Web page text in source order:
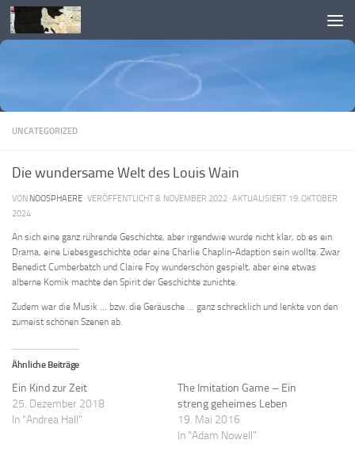
Skip to content
UNCATEGORIZED
Die wundersame Welt des Louis Wain
VON NOOSPHAERE · VERÖFFENTLICHT8. NOVEMBER 2022 · AKTUALISIERT 19. OKTOBER
2024
An sich eine ganz rührende Geschichte, aber irgendwie wurde nicht klar, ob es ein
Drama, eine Liebesgeschichte oder eine Charlie Chaplin-Adaption sein wollte. Zwar
Benedict Cumberbatch und Claire Foy wunderschön gespielt, aber eine etwas
alberne Komik machte den Spirit der Geschichte zunichte.
Zudem war die Musik … bzw. die Geräusche … ganz schrecklich und lenkte von den
zumeist schönen Szenen ab.
Ähnliche Beiträge
Ein Kind zur Zeit
25. Dezember 2018
In "Andrea Hall"
The Imitation Game – Ein
streng geheimes Leben
19. Mai 2016
In "Adam Nowell"